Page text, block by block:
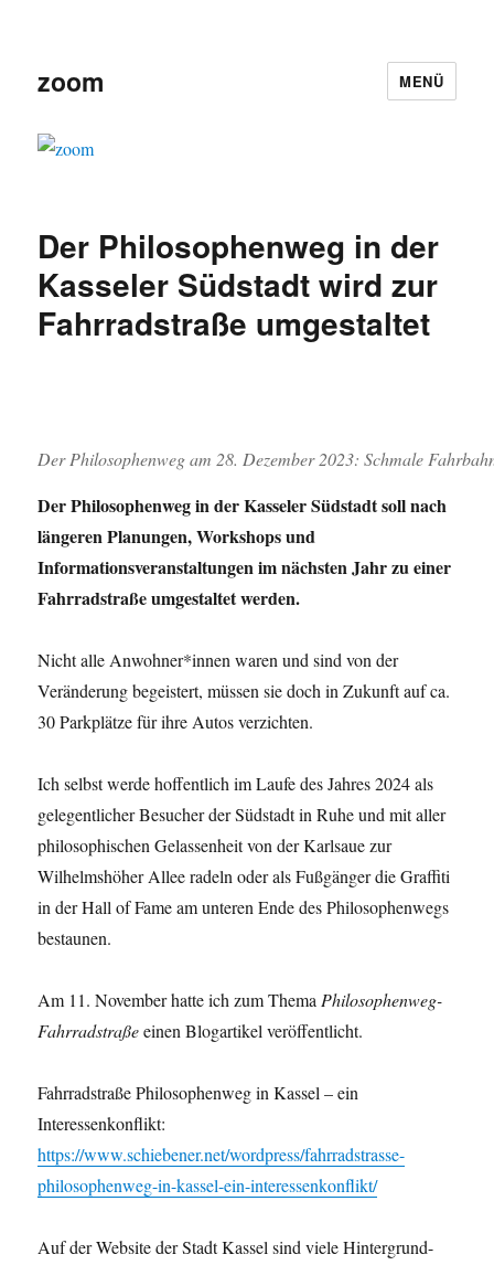
zoom MENÜ
Der Philosophenweg in der
Kasseler Südstadt wird zur
Fahrradstraße umgestaltet
Der Philosophenweg am 28. Dezember 2023: Schmale
Der Philosophenweg in der Kasseler Südstadt soll nach
längeren Planungen, Workshops und
Informationsveranstaltungen im nächsten Jahr zu einer
Fahrradstraße umgestaltet werden.
Nicht alle Anwohner*innen waren und sind von der
Veränderung begeistert, müssen sie doch in Zukunft auf ca.
30 Parkplätze für ihre Autos verzichten.
Ich selbst werde hoffentlich im Laufe des Jahres 2024 als
gelegentlicher Besucher der Südstadt in Ruhe und mit aller
philosophischen Gelassenheit von der Karlsaue zur
Wilhelmshöher Allee radeln oder als Fußgänger die Graffiti
in der Hall of Fame am unteren Ende des Philosophenwegs
bestaunen.
Am 11. November hatte ich zum Thema Philosophenweg-
Fahrradstraßeeinen Blogartikel veröffentlicht.
Fahrradstraße Philosophenweg in Kassel – ein
Interessenkonflikt:
https://www.schiebener.net/wordpress/fahrradstrasse-
philosophenweg-in-kassel-ein-interessenkonflikt/
Auf der Website der Stadt Kassel sind viele Hintergrund-